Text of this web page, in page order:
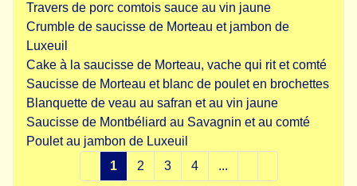
Travers de porc comtois sauce au vin jaune
Crumble de saucisse de Morteau et jambon de
Luxeuil
Cake à la saucisse de Morteau, vache qui rit et comté
Saucisse de Morteau et blanc de poulet en brochettes
Blanquette de veau au safran et au vin jaune
Saucisse de Montbéliard au Savagnin et au comté
Poulet au jambon de Luxeuil
1
2 3 4 ...